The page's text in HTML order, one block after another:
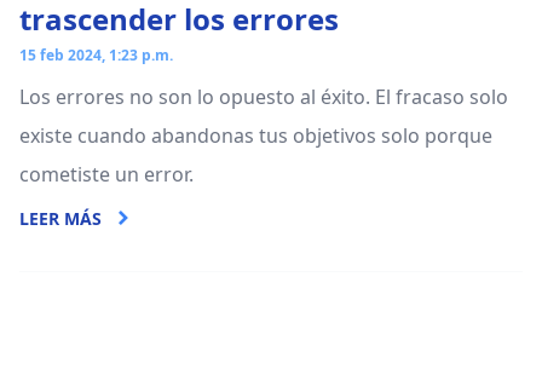
trascender los errores
15 feb 2024, 1:23 p.m.
Los errores no son lo opuesto al éxito. El fracaso solo
existe cuando abandonas tus objetivos solo porque
cometiste un error.
LEER MÁS